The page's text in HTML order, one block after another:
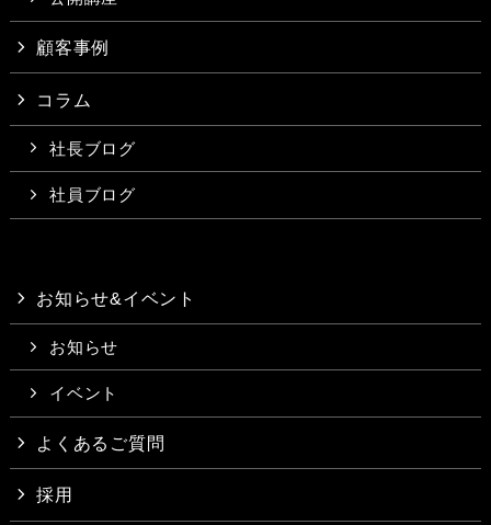
顧客事例
コラム
社長ブログ
社員ブログ
お知らせ&イベント
お知らせ
イベント
よくあるご質問
採用